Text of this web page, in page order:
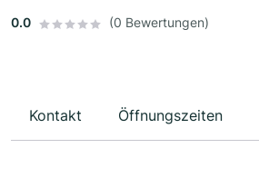
0.0 (0 Bewertungen)
Kontakt Öffnungszeiten